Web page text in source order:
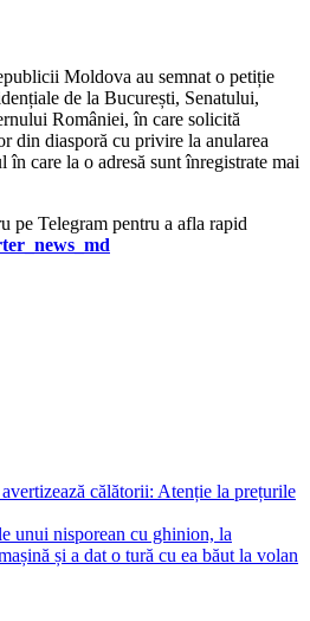
Moldova au semnat o petiție
de la București, Senatului,
României, în care solicită
din diasporă cu privire la anularea
care la o adresă sunt înregistrate mai
pe Telegram pentru a afla rapid
călătorii: Atenție la prețurile
unui nisporean cu ghinion, la
și a dat o tură cu ea băut la volan